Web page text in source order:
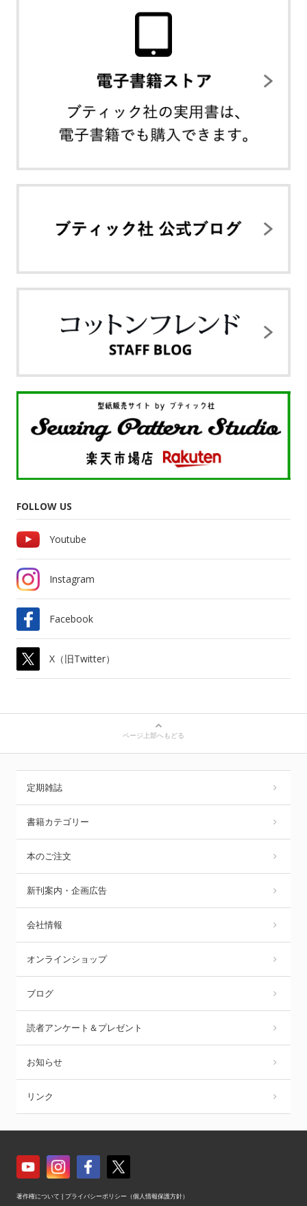
FOLLOW US
Youtube
Instagram
Facebook
X（旧Twitter）
ページ上部へもどる
定期雑誌
書籍カテゴリー
本のご注文
新刊案内・企画広告
会社情報
オンラインショップ
ブログ
読者アンケート＆プレゼント
お知らせ
リンク
著作権について プライバシーポリシー（個人情報保護方針）